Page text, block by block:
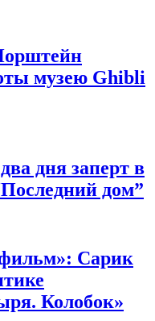
музею Ghibli
дня заперт в
дом”
Сарик
Колобок»